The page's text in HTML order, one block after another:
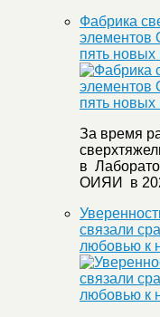
Фабрика
элементов
пять новых
За время
в
ОИЯИ в
связали
любовью к